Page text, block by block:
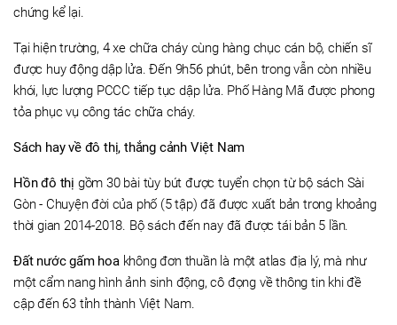
chứng kể lại.
Tại hiện trường, 4 xe chữa cháy cùng hàng chục cán bộ, chiến sĩ
được huy động dập lửa. Đến 9h56 phút, bên trong vẫn còn nhiều
khói, lực lượng PCCC tiếp tục dập lửa. Phố Hàng Mã được phong
tỏa phục vụ công tác chữa cháy.
Sách hay về đô thị, thắng cảnh Việt Nam
Hồn đô thị gồm 30 bài tùy bút được tuyển chọn từ bộ sách Sài
Gòn - Chuyện đời của phố (5 tập) đã được xuất bản trong khoảng
thời gian 2014-2018. Bộ sách đến nay đã được tái bản 5 lần.
Đất nước gấm hoakhông đơn thuần là một atlas địa lý, mà như
một cẩm nang hình ảnh sinh động, cô đọng về thông tin khi đề
cập đến 63 tỉnh thành Việt Nam.